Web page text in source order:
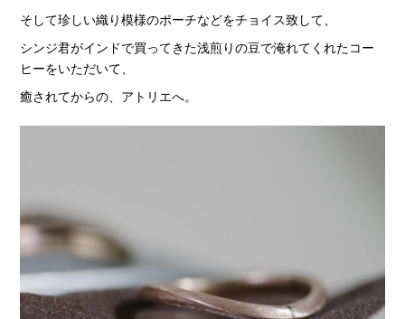
そして珍しい織り模様のポーチなどをチョイス致して、
シンジ君がインドで買ってきた浅煎りの豆で淹れてくれたコー
ヒーをいただいて、
癒されてからの、アトリエへ。